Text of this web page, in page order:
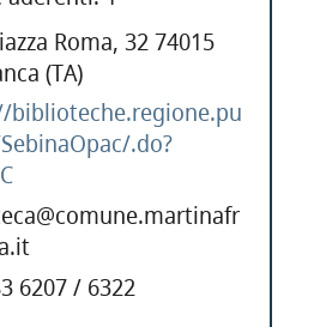
Roma, 32 74015
(TA)
biblioteche.regione.pu
.do?
6207 / 6322